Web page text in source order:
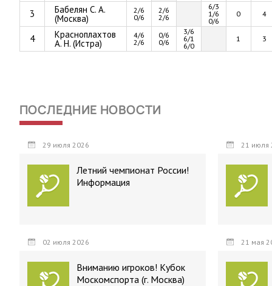
3 Бабелян С. А.
(Москва)
2/6
0/6
2/6
2/6
6/3
1/6
0/6
0 4
4 Красноплахтов
А. Н. (Истра)
4/6
2/6
0/6
0/6
3/6
6/1
6/0
1 3
ПОСЛЕДНИЕ НОВОСТИ
29 июля 2026
Летний чемпионат России!
Информация
21 июля
02 июля 2026
Вниманию игроков! Кубок
Москомспорта (г. Москва)
21 мая